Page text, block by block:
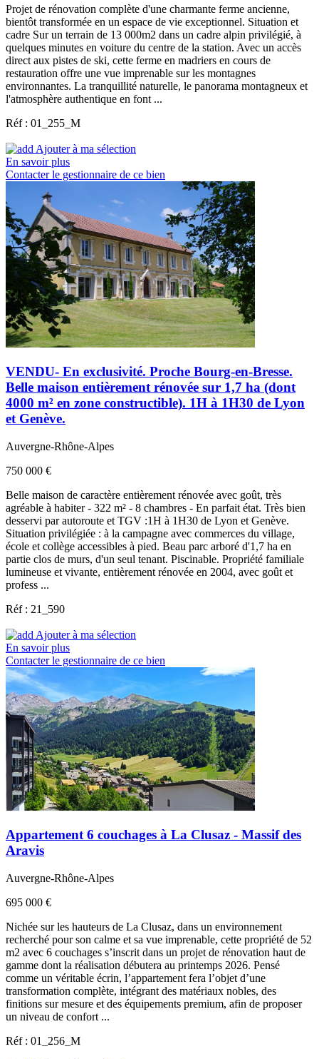
Projet de rénovation complète d'une charmante ferme ancienne,
bientôt transformée en un espace de vie exceptionnel. Situation et
cadre Sur un terrain de 13 000m2 dans un cadre alpin privilégié, à
quelques minutes en voiture du centre de la station. Avec un accès
direct aux pistes de ski, cette ferme en madriers en cours de
restauration offre une vue imprenable sur les montagnes
environnantes. La tranquillité naturelle, le panorama montagneux et
l'atmosphère authentique en font ...
Réf : 01_255_M
Ajouter à ma sélection
En savoir plus
Contacter le gestionnaire de ce bien
VENDU- En exclusivité. Proche Bourg-en-Bresse.
Belle maison entièrement rénovée sur 1,7 ha (dont
4000 m² en zone constructible). 1H à 1H30 de Lyon
et Genève.
Auvergne-Rhône-Alpes
750 000 €
Belle maison de caractère entièrement rénovée avec goût, très
agréable à habiter - 322 m² - 8 chambres - En parfait état. Très bien
desservi par autoroute et TGV :1H à 1H30 de Lyon et Genève.
Situation privilégiée : à la campagne avec commerces du village,
école et collège accessibles à pied. Beau parc arboré d'1,7 ha en
partie clos de murs, d'un seul tenant. Piscinable. Propriété familiale
lumineuse et vivante, entièrement rénovée en 2004, avec goût et
profess ...
Réf : 21_590
Ajouter à ma sélection
En savoir plus
Contacter le gestionnaire de ce bien
Appartement 6 couchages à La Clusaz - Massif des
Aravis
Auvergne-Rhône-Alpes
695 000 €
Nichée sur les hauteurs de La Clusaz, dans un environnement
recherché pour son calme et sa vue imprenable, cette propriété de 52
m2 avec 6 couchages s’inscrit dans un projet de rénovation haut de
gamme dont la réalisation débutera au printemps 2026. Pensé
comme un véritable écrin, l’appartement fera l’objet d’une
transformation complète, intégrant des matériaux nobles, des
finitions sur mesure et des équipements premium, afin de proposer
un niveau de confort ...
Réf : 01_256_M